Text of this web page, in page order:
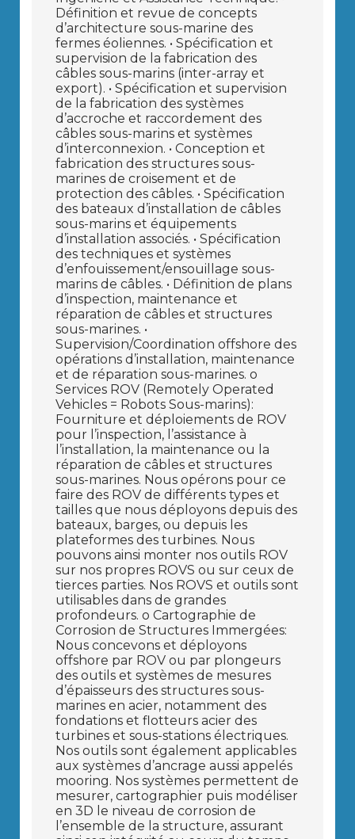
Définition et revue de concepts
d’architecture sous-marine des
fermes éoliennes. • Spécification et
supervision de la fabrication des
câbles sous-marins (inter-array et
export). • Spécification et supervision
de la fabrication des systèmes
d’accroche et raccordement des
câbles sous-marins et systèmes
d’interconnexion. • Conception et
fabrication des structures sous-
marines de croisement et de
protection des câbles. • Spécification
des bateaux d’installation de câbles
sous-marins et équipements
d’installation associés. • Spécification
des techniques et systèmes
d’enfouissement/ensouillage sous-
marins de câbles. • Définition de plans
d’inspection, maintenance et
réparation de câbles et structures
sous-marines. •
Supervision/Coordination offshore des
opérations d’installation, maintenance
et de réparation sous-marines. o
Services ROV (Remotely Operated
Vehicles = Robots Sous-marins):
Fourniture et déploiements de ROV
pour l’inspection, l’assistance à
l’installation, la maintenance ou la
réparation de câbles et structures
sous-marines. Nous opérons pour ce
faire des ROV de différents types et
tailles que nous déployons depuis des
bateaux, barges, ou depuis les
plateformes des turbines. Nous
pouvons ainsi monter nos outils ROV
sur nos propres ROVS ou sur ceux de
tierces parties. Nos ROVS et outils sont
utilisables dans de grandes
profondeurs. o Cartographie de
Corrosion de Structures Immergées:
Nous concevons et déployons
offshore par ROV ou par plongeurs
des outils et systèmes de mesures
d’épaisseurs des structures sous-
marines en acier, notamment des
fondations et flotteurs acier des
turbines et sous-stations électriques.
Nos outils sont également applicables
aux systèmes d’ancrage aussi appelés
mooring. Nos systèmes permettent de
mesurer, cartographier puis modéliser
en 3D le niveau de corrosion de
l’ensemble de la structure, assurant